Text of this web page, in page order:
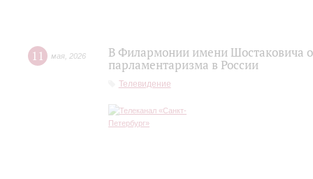
11 мая 2026
В Филармонии имени Шостаковича
парламентаризма в России
Телевидение